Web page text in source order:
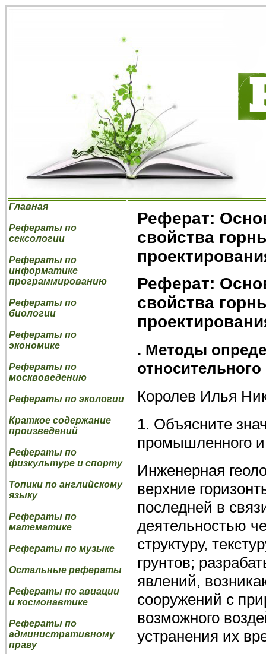
Главная
Рефераты по
сексологии
Рефераты по
информатике
программированию
Рефераты по
биологии
Рефераты по
экономике
Рефераты по
москвоведению
Рефераты по экологии
Краткое содержание
произведений
Рефераты по
физкультуре и спорту
Топики по английскому
языку
Рефераты по
математике
Рефераты по музыке
Остальные рефераты
Рефераты по авиации
и космонавтике
Рефераты по
административному
праву
Реферат:
свойства
Реферат:
свойства
. Методы
относительного
Королев Илья
1. Объясните
промышленного и
Инженерная
верхние
последней в
деятельностью
структуру,
грунтов;
явлений,
сооружений с
возможного
устранения их